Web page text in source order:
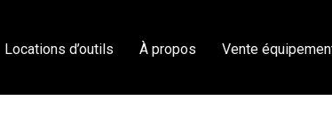
Locations d’outils À propos Vente